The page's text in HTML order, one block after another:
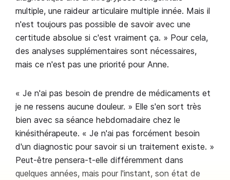
multiple, une raideur articulaire multiple innée. Mais il
n'est toujours pas possible de savoir avec une
certitude absolue si c'est vraiment ça. » Pour cela,
des analyses supplémentaires sont nécessaires,
mais ce n'est pas une priorité pour Anne.
« Je n'ai pas besoin de prendre de médicaments et
je ne ressens aucune douleur. » Elle s'en sort très
bien avec sa séance hebdomadaire chez le
kinésithérapeute. « Je n'ai pas forcément besoin
d'un diagnostic pour savoir si un traitement existe. »
Peut-être pensera-t-elle différemment dans
quelques années, mais pour l'instant, son état de